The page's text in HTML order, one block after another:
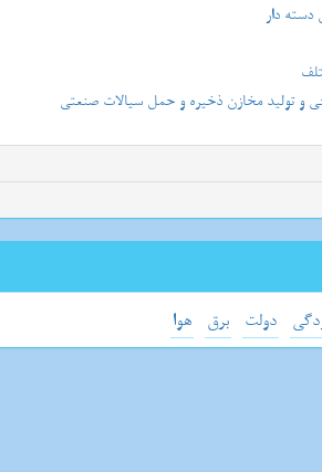
دسته دار
و تولید مخازن ذخیره و حمل سیالات صنعتی
دولت برق هوا